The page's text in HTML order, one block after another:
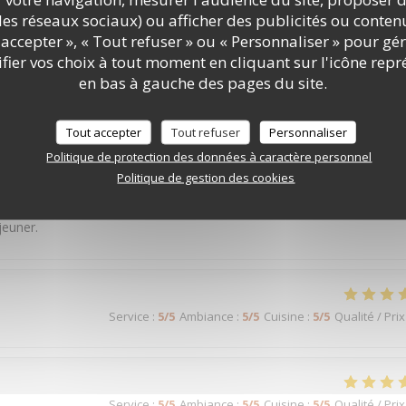
réseaux sociaux) ou afficher des publicités ou
», « Tout refuser » ou « Personnaliser » pour
vos choix à tout moment en cliquant sur l'icône
en bas à gauche des pages du site.
Tout accepter Tout refuser
Personnaliser
Politique de protection des données à caractère personnel
Politique de gestion des cookies
Service:5/5 Ambiance: 5/5 Cuisine: 5 /5 Qualité / Prix
Service:5/5 Ambiance:4 /5 Cuisine: 5/5 Qualité / Prix
d'un restaurant gastronomique pour un prix raisonnable ! cela
Service : 5/5 Ambiance : 5/5 Cuisine : 5/5 Qualité / Prix